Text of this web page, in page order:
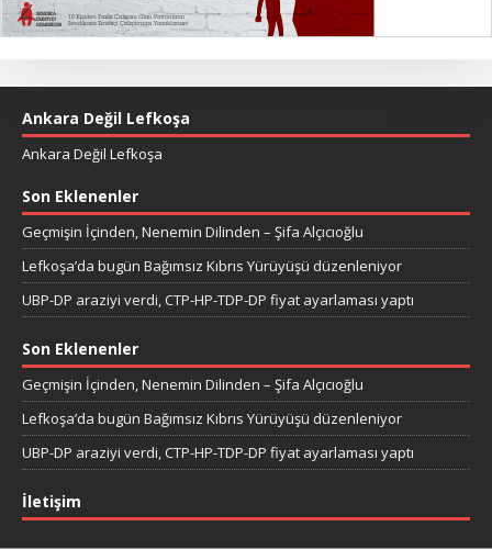
Ankara Değil Lefkoşa
Ankara Değil Lefkoşa
Son Eklenenler
Geçmişin İçinden, Nenemin Dilinden – Şifa Alçıcıoğlu
Lefkoşa’da bugün Bağımsız Kıbrıs Yürüyüşü düzenleniyor
UBP-DP araziyi verdi, CTP-HP-TDP-DP fiyat ayarlaması yaptı
Son Eklenenler
Geçmişin İçinden, Nenemin Dilinden – Şifa Alçıcıoğlu
Lefkoşa’da bugün Bağımsız Kıbrıs Yürüyüşü düzenleniyor
UBP-DP araziyi verdi, CTP-HP-TDP-DP fiyat ayarlaması yaptı
İletişim